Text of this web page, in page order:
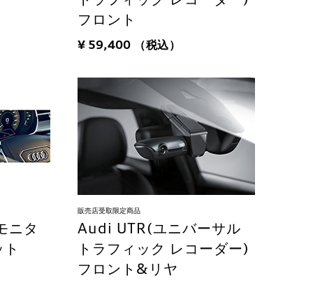
フロント
¥ 59,400 （税込）
ニタ
販売店受取限定商品
Audi UTR(ユニバーサル
トラフィック レコーダー)
フロント&リヤ